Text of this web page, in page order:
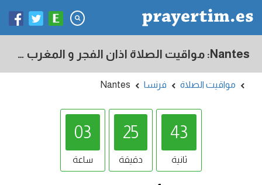
Nantes: مواقيت الصلاة اذان الفجر و المغرب في اليوم - فرنسا
مواقيت الصلاة فرنسا Nantes
03
ساعة
25
دقيقة
42
ثانية